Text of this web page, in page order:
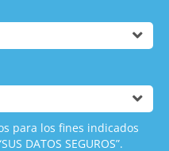
para los fines indicados
DATOS SEGUROS”.